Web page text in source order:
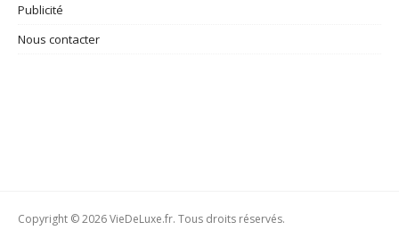
Publicité
Nous contacter
Copyright © 2026 VieDeLuxe.fr. Tous droits réservés.